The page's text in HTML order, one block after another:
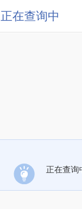
正在查询中
正在查询